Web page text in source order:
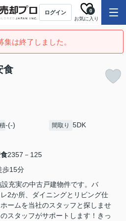
ログイン
お気に入り
0
集は終了しました。
食
-(-) 間取り 5DK
2357－125
歩15分
充実の中古戸建物件です。バ
2か所、ダイニングとリビング仕
ームを当社のスタッフと探しませ
スタッフがサポートします！きっ